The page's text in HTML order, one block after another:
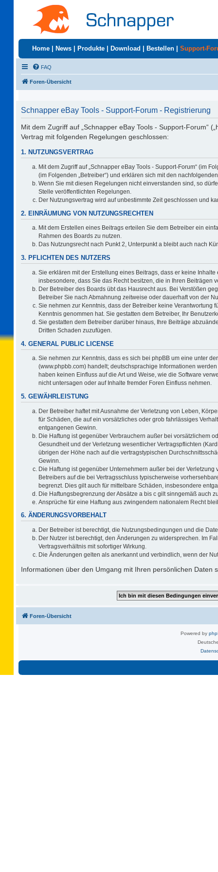
Home News Produkte Download Bestellen Support-
FAQ
Foren-Übersicht
Schnapper eBay Tools - Support-Forum - Registrierung
Mit dem Zugriff auf „Schnapper eBay Tools - Support-Forum“
Vertrag mit folgenden Regelungen geschlossen:
1. NUTZUNGSVERTRAG
Mit dem Zugriff auf „Schnapper eBay Tools - Support-Forum“ (im
(im Folgenden „Betreiber“) und erklären sich mit den
Wenn Sie mit diesen Regelungen nicht einverstanden sind, so
Stelle veröffentlichten Regelungen.
Der Nutzungsvertrag wird auf unbestimmte Zeit geschlossen und
2. EINRÄUMUNG VON NUTZUNGSRECHTEN
Mit dem Erstellen eines Beitrags erteilen Sie dem Betreiber ein
Rahmen des Boards zu nutzen.
Das Nutzungsrecht nach Punkt 2, Unterpunkt a bleibt auch nach
3. PFLICHTEN DES NUTZERS
Sie erklären mit der Erstellung eines Beitrags, dass er keine
insbesondere, dass Sie das Recht besitzen, die in Ihren Beiträgen
Der Betreiber des Boards übt das Hausrecht aus. Bei Verstößen
Betreiber Sie nach Abmahnung zeitweise oder dauerhaft von der
Sie nehmen zur Kenntnis, dass der Betreiber keine Verantwortung
Kenntnis genommen hat. Sie gestatten dem Betreiber, Ihr
Sie gestatten dem Betreiber darüber hinaus, Ihre Beiträge
Dritten Schaden zuzufügen.
4. GENERAL PUBLIC LICENSE
Sie nehmen zur Kenntnis, dass es sich bei phpBB um eine unter der
(www.phpbb.com) handelt; deutschsprachige Informationen
haben keinen Einfluss auf die Art und Weise, wie die Software
nicht untersagen oder auf Inhalte fremder Foren Einfluss nehmen.
5. GEWÄHRLEISTUNG
Der Betreiber haftet mit Ausnahme der Verletzung von Leben,
für Schäden, die auf ein vorsätzliches oder grob fahrlässiges
entgangenen Gewinn.
Die Haftung ist gegenüber Verbrauchern außer bei vorsätzlichem
Gesundheit und der Verletzung wesentlicher Vertragspflichten
übrigen der Höhe nach auf die vertragstypischen
Gewinn.
Die Haftung ist gegenüber Unternehmern außer bei der
Betreibers auf die bei Vertragsschluss typischerweise
begrenzt. Dies gilt auch für mittelbare Schäden, insbesondere
Die Haftungsbegrenzung der Absätze a bis c gilt sinngemäß auch
Ansprüche für eine Haftung aus zwingendem nationalem Recht
6. ÄNDERUNGSVORBEHALT
Der Betreiber ist berechtigt, die Nutzungsbedingungen und die
Der Nutzer ist berechtigt, den Änderungen zu widersprechen. Im
Vertragsverhältnis mit sofortiger Wirkung.
Die Änderungen gelten als anerkannt und verbindlich, wenn der
Informationen über den Umgang mit Ihren persönlichen Daten
Foren-Übersicht
Powered by